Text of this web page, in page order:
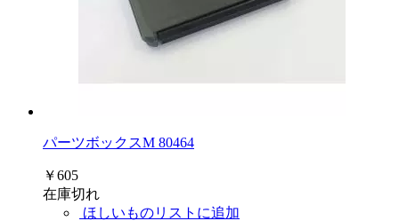
パーツボックスM 80464
￥605
在庫切れ
ほしいものリストに追加